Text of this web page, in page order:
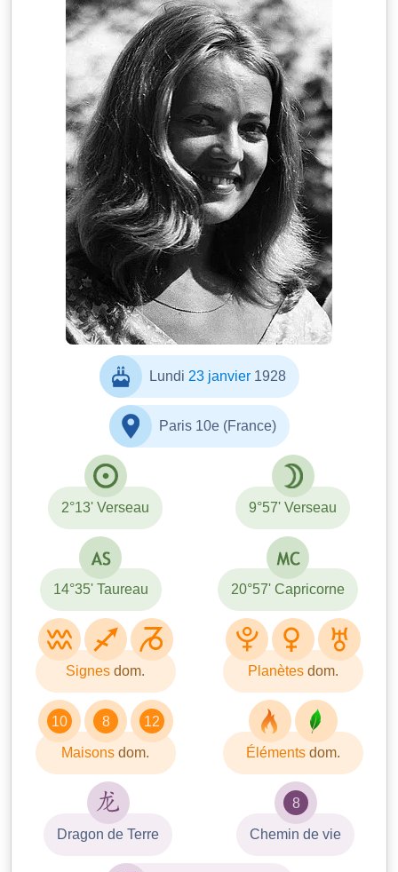
Lundi 23 janvier1928
Paris 10e (France)
2°13' Verseau 9°57' Verseau
14°35' Taureau 20°57' Capricorne
Signes dom. Planètes dom.
10 8 12
Maisons dom. Éléments dom.
Dragon de Terre
8
Chemin de vie